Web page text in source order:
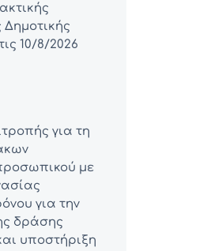
10/8/2026
για τη
με
για την
δράσης
υποστήριξη